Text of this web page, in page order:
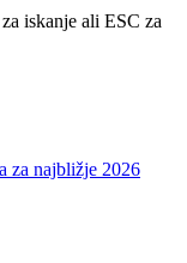
iskanje ali ESC za
za najbližje 2026